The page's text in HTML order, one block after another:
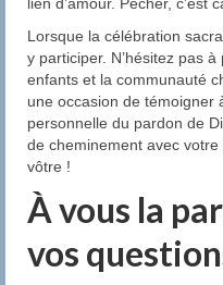
Lorsque la célébration
y participer. N’hésitez pas
enfants et la communauté
une occasion de témoigner
personnelle du pardon de
de cheminement avec
vôtre !
À vous la
vos